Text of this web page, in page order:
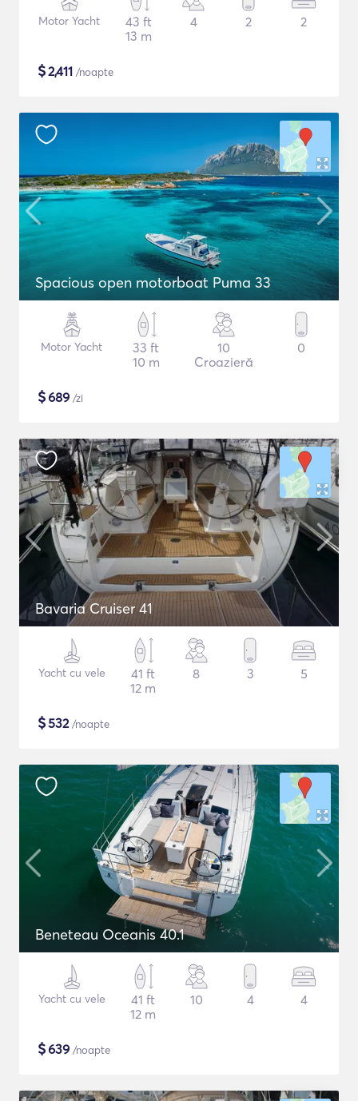
Motor Yacht
43 ft
13 m
4 2 2
$2,411 /noapte
Spacious open motorboat Puma 33
Motor Yacht
33 ft
10 m
10
Croazieră
0
$689 /zi
Bavaria Cruiser 41
Yacht cu vele
41 ft
12 m
8 3 5
$532/noapte
Beneteau Oceanis 40.1
Yacht cu vele
41 ft
12 m
10 4 4
$639 /noapte